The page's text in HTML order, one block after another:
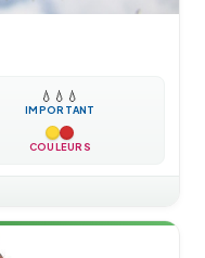
💧 💧 💧
IMPORTANT
COULEURS